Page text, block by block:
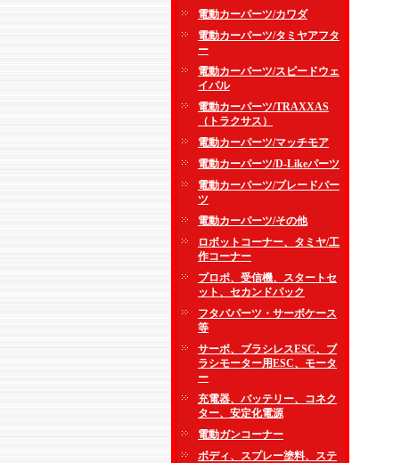
電動カーパーツ/カワダ
電動カーパーツ/タミヤアフタ
ー
電動カーパーツ/スピードウェ
イパル
電動カーパーツ/TRAXXAS
（トラクサス）
電動カーパーツ/マッチモア
電動カーパーツ/D-Likeパーツ
電動カーパーツ/ブレードパー
ツ
電動カーパーツ/その他
ロボットコーナー、タミヤ/工
作コーナー
プロポ、受信機、スタートセ
ット、セカンドパック
フタバパーツ・サーボケース
等
サーボ、ブラシレスESC、ブ
ラシモーター用ESC、モータ
ー
充電器、バッテリー、コネク
ター、安定化電源
電動ガンコーナー
ボディ、スプレー塗料、ステ